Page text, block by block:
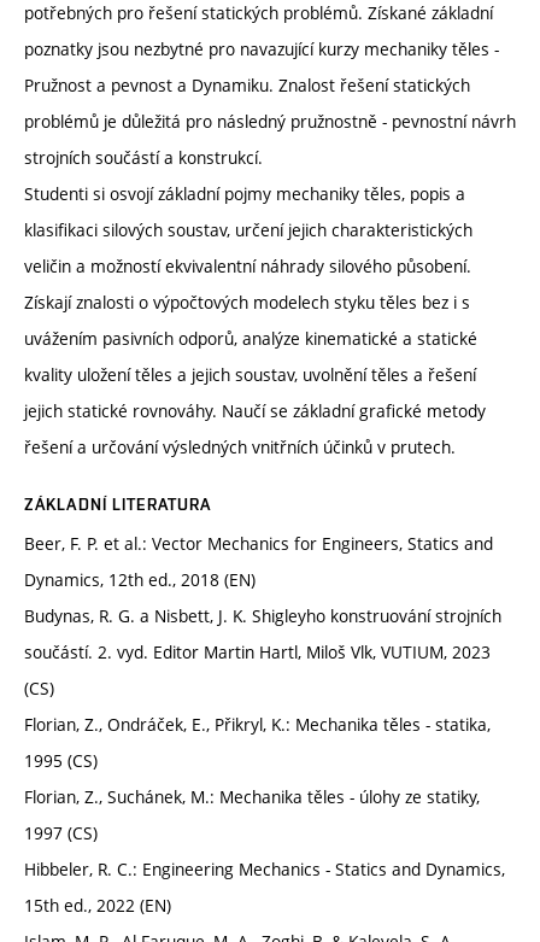
potřebných pro řešení statických problémů. Získané základní
poznatky jsou nezbytné pro navazující kurzy mechaniky těles -
Pružnost a pevnost a Dynamiku. Znalost řešení statických
problémů je důležitá pro následný pružnostně - pevnostní návrh
strojních součástí a konstrukcí.
Studenti si osvojí základní pojmy mechaniky těles, popis a
klasifikaci silových soustav, určení jejich charakteristických
veličin a možností ekvivalentní náhrady silového působení.
Získají znalosti o výpočtových modelech styku těles bez i s
uvážením pasivních odporů, analýze kinematické a statické
kvality uložení těles a jejich soustav, uvolnění těles a řešení
jejich statické rovnováhy. Naučí se základní grafické metody
řešení a určování výsledných vnitřních účinků v prutech.
ZÁKLADNÍ LITERATURA
Beer, F. P. et al.: Vector Mechanics for Engineers, Statics and
Dynamics, 12th ed., 2018 (EN)
Budynas, R. G. a Nisbett, J. K. Shigleyho konstruování strojních
součástí. 2. vyd. Editor Martin Hartl, Miloš Vlk, VUTIUM, 2023
(CS)
Florian, Z., Ondráček, E., Přikryl, K.: Mechanika těles - statika,
1995 (CS)
Florian, Z., Suchánek, M.: Mechanika těles - úlohy ze statiky,
1997 (CS)
Hibbeler, R. C.: Engineering Mechanics - Statics and Dynamics,
15th ed., 2022 (EN)